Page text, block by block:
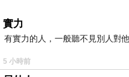
實力
有實力的人，一般聽不見別人對他
5 小時前